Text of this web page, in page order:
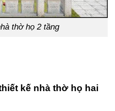
thờ họ 2 tầng
kế nhà thờ họ hai